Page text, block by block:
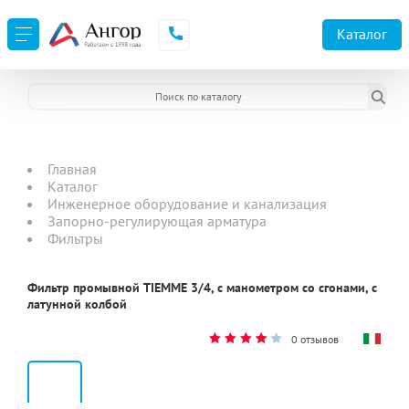
Каталог
Главная
Каталог
Инженерное оборудование и канализация
Запорно-регулирующая арматура
Фильтры
Фильтр промывной TIEMME 3/4, с манометром со сгонами, с
латунной колбой
0 отзывов